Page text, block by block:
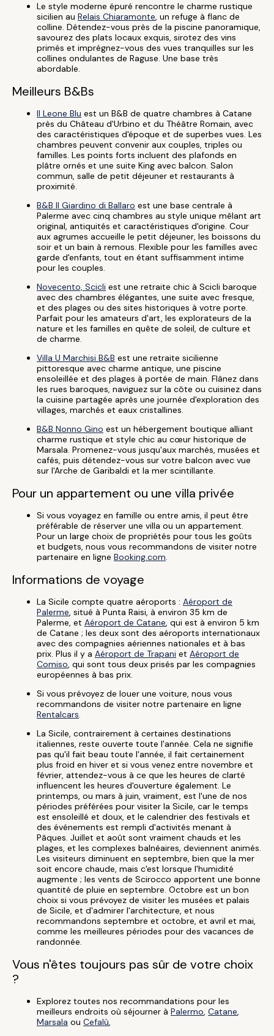
Le style moderne épuré rencontre le charme rustique
sicilien au Relais Chiaramonte, un refuge à flanc de
colline. Détendez-vous près de la piscine panoramique,
savourez des plats locaux exquis, sirotez des vins
primés et imprégnez-vous des vues tranquilles sur les
collines ondulantes de Raguse. Une base très
abordable.
Meilleurs B&Bs
Il Leone Blu est un B&B de quatre chambres à Catane
près du Château d'Urbino et du Théâtre Romain, avec
des caractéristiques d'époque et de superbes vues. Les
chambres peuvent convenir aux couples, triples ou
familles. Les points forts incluent des plafonds en
plâtre ornés et une suite King avec balcon. Salon
commun, salle de petit déjeuner et restaurants à
proximité.
B&B Il Giardino di Ballaro est une base centrale à
Palerme avec cinq chambres au style unique mêlant art
original, antiquités et caractéristiques d'origine. Cour
aux agrumes accueille le petit déjeuner, les boissons du
soir et un bain à remous. Flexible pour les familles avec
garde d'enfants, tout en étant suffisamment intime
pour les couples.
Novecento, Scicli est une retraite chic à Scicli baroque
avec des chambres élégantes, une suite avec fresque,
et des plages ou des sites historiques à votre porte.
Parfait pour les amateurs d'art, les explorateurs de la
nature et les familles en quête de soleil, de culture et
de charme.
Villa U Marchisi B&B est une retraite sicilienne
pittoresque avec charme antique, une piscine
ensoleillée et des plages à portée de main. Flânez dans
les rues baroques, naviguez sur la côte ou cuisinez dans
la cuisine partagée après une journée d'exploration des
villages, marchés et eaux cristallines.
B&B Nonno Gino est un hébergement boutique alliant
charme rustique et style chic au cœur historique de
Marsala. Promenez-vous jusqu'aux marchés, musées et
cafés, puis détendez-vous sur votre balcon avec vue
sur l'Arche de Garibaldi et la mer scintillante.
Pour un appartement ou une villa privée
Si vous voyagez en famille ou entre amis, il peut être
préférable de réserver une villa ou un appartement.
Pour un large choix de propriétés pour tous les goûts
et budgets, nous vous recommandons de visiter notre
partenaire en ligne Booking.com.
Informations de voyage
La Sicile compte quatre aéroports : Aéroport de
Palerme, situé à Punta Raisi, à environ 35 km de
Palerme, et Aéroport de Catane, qui est à environ 5 km
de Catane ; les deux sont des aéroports internationaux
avec des compagnies aériennes nationales et à bas
prix. Plus il y a Aéroport de Trapani et Aéroport de
Comiso, qui sont tous deux prisés par les compagnies
européennes à bas prix.
Si vous prévoyez de louer une voiture, nous vous
recommandons de visiter notre partenaire en ligne
Rentalcars.
La Sicile, contrairement à certaines destinations
italiennes, reste ouverte toute l'année. Cela ne signifie
pas qu'il fait beau toute l'année, il fait certainement
plus froid en hiver et si vous venez entre novembre et
février, attendez-vous à ce que les heures de clarté
influencent les heures d'ouverture également. Le
printemps, ou mars à juin, vraiment, est l'une de nos
périodes préférées pour visiter la Sicile, car le temps
est ensoleillé et doux, et le calendrier des festivals et
des événements est rempli d'activités menant à
Pâques. Juillet et août sont vraiment chauds et les
plages, et les complexes balnéaires, deviennent animés.
Les visiteurs diminuent en septembre, bien que la mer
soit encore chaude, mais c'est lorsque l'humidité
augmente ; les vents de Scirocco apportent une bonne
quantité de pluie en septembre. Octobre est un bon
choix si vous prévoyez de visiter les musées et palais
de Sicile, et d'admirer l'architecture, et nous
recommandons septembre et octobre, et avril et mai,
comme les meilleures périodes pour des vacances de
randonnée.
Vous n'êtes toujours pas sûr de votre choix
?
Explorez toutes nos recommandations pour les
meilleurs endroits où séjourner à Palermo, Catane,
Marsala ou Cefalù,